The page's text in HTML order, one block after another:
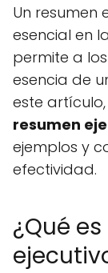
Un resumen
esencial en
permite a
esencia de
este
resumen
ejemplos y
efectividad.
¿Qué